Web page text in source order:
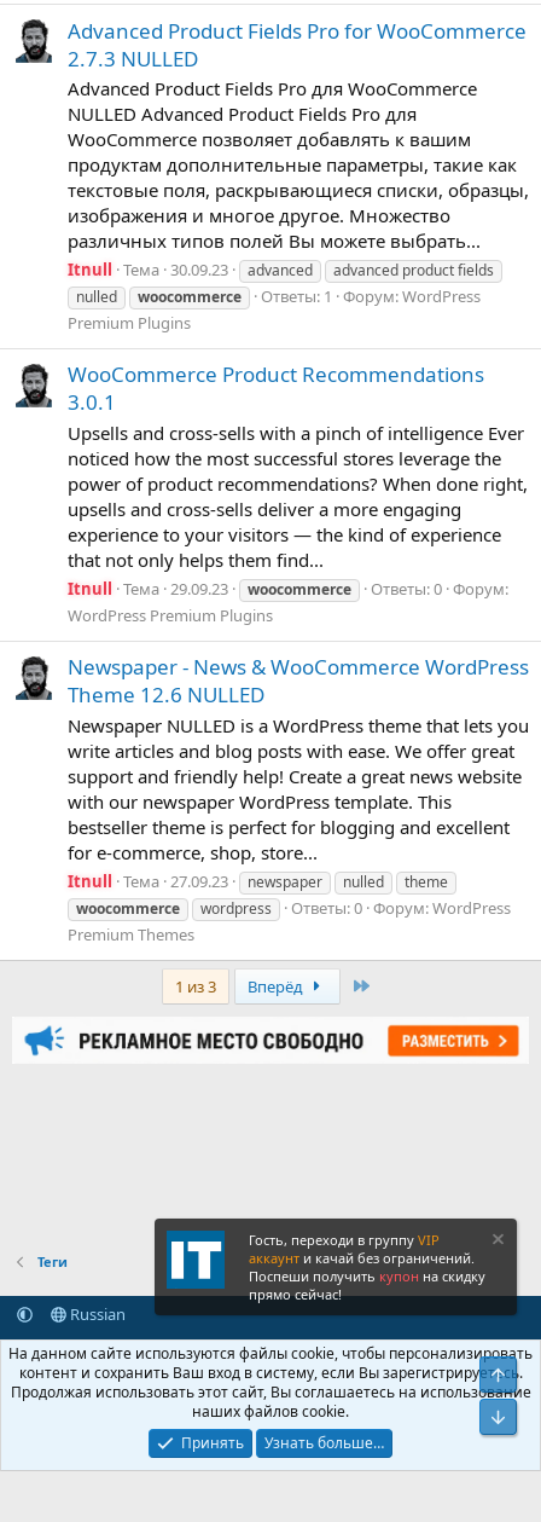
Advanced Product Fields Pro for WooCommerce
2.7.3 NULLED
Advanced Product Fields Pro для WooCommerce
NULLED Advanced Product Fields Pro для
WooCommerce позволяет добавлять к вашим
продуктам дополнительные параметры, такие как
текстовые поля, раскрывающиеся списки, образцы,
изображения и многое другое. Множество
различных типов полей Вы можете выбрать...
Itnull Тема 30.09.23 advanced
advanced product fields
nulled
woocommerce Ответы: 1 Форум:WordPress
Premium Plugins
WooCommerce Product Recommendations
3.0.1
Upsells and cross-sells with a pinch of intelligence Ever
noticed how the most successful stores leverage the
power of product recommendations? When done right,
upsells and cross-sells deliver a more engaging
experience to your visitors — the kind of experience
that not only helps them find...
Itnull Тема 29.09.23 woocommerce Ответы: 0 Форум:
WordPress Premium Plugins
Newspaper - News & WooCommerce WordPress
Theme 12.6 NULLED
Newspaper NULLED is a WordPress theme that lets you
write articles and blog posts with ease. We offer great
support and friendly help! Create a great news website
with our newspaper WordPress template. This
bestseller theme is perfect for blogging and excellent
for e-commerce, shop, store...
Itnull Тема 27.09.23 newspaper nulled
theme
woocommerce
wordpress Ответы: 0 Форум:WordPress
Premium Themes
1 из 3 Вперёд
Теги
Russian
Обратная связь
Условия и правила
Политика конфиденциальности
Помощь Главная
R
S
S
Community platform by XenForo® © 2010-2026 XenForo Ltd.
Крупнейший форум по обмену приватной информацией
© 2013-2026 ITNULL.me| XenForo® © 2026 XenForo Ltd.
Гость, переходи в группу VIP
аккаунт и качай без ограничений.
Поспеши получить купон на скидку
прямо сейчас!
На данном сайте используются файлы cookie, чтобы персонализировать
контент и сохранить Ваш вход в систему, если Вы зарегистрируетесь.
Продолжая использовать этот сайт, Вы соглашаетесь на использование
наших файлов cookie.
Принять
Узнать больше…